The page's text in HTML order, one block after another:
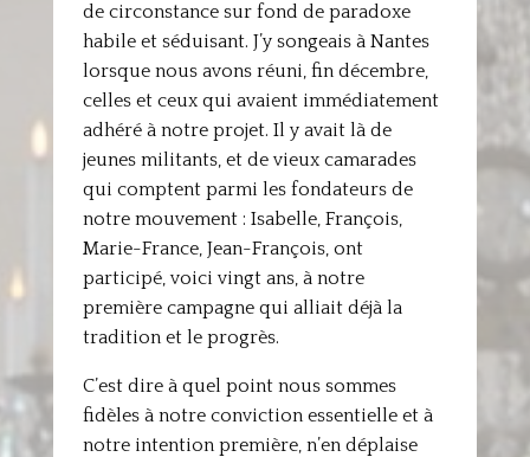
de circonstance sur fond de paradoxe
habile et séduisant. J’y songeais à Nantes
lorsque nous avons réuni, fin décembre,
celles et ceux qui avaient immédiatement
adhéré à notre projet. Il y avait là de
jeunes militants, et de vieux camarades
qui comptent parmi les fondateurs de
notre mouvement : Isabelle, François,
Marie-France, Jean-François, ont
participé, voici vingt ans, à notre
première campagne qui alliait déjà la
tradition et le progrès.
C’est dire à quel point nous sommes
fidèles à notre conviction essentielle et à
notre intention première, n’en déplaise